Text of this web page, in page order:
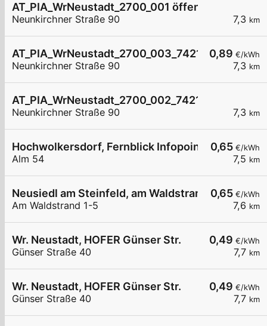
7,3 km
AT_PIA_WrNeustadt_2700_001 öffentlich
Neunkirchner Straße 90
0,89 €/kWh
7,3 km
AT_PIA_WrNeustadt_2700_003_7421036489
Neunkirchner Straße 90
7,3 km
AT_PIA_WrNeustadt_2700_002_7421036489
Neunkirchner Straße 90
0,65 €/kWh
7,5 km
Hochwolkersdorf, Fernblick Infopoint
Alm 54
0,65 €/kWh
7,6 km
Neusiedl am Steinfeld, am Waldstrand
Am Waldstrand 1-5
0,49 €/kWh
7,7 km
Wr. Neustadt, HOFER Günser Str.
Günser Straße 40
0,49 €/kWh
7,7 km
Wr. Neustadt, HOFER Günser Str.
Günser Straße 40